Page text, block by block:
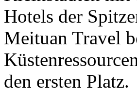
Hotels der
Meituan Travel
den ersten Platz.